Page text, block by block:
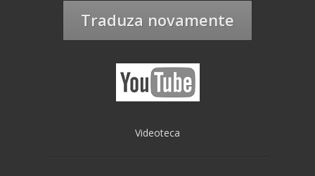
Traduza novamente
Videoteca